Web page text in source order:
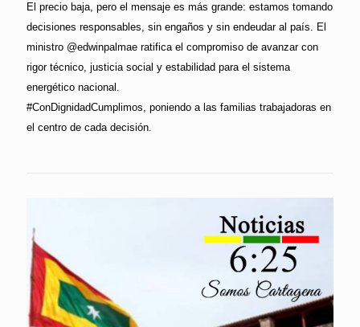
El precio baja, pero el mensaje es más grande: estamos tomando
decisiones responsables, sin engaños y sin endeudar al país. El
ministro @edwinpalmae ratifica el compromiso de avanzar con
rigor técnico, justicia social y estabilidad para el sistema
energético nacional.
#ConDignidadCumplimos, poniendo a las familias trabajadoras en
el centro de cada decisión.